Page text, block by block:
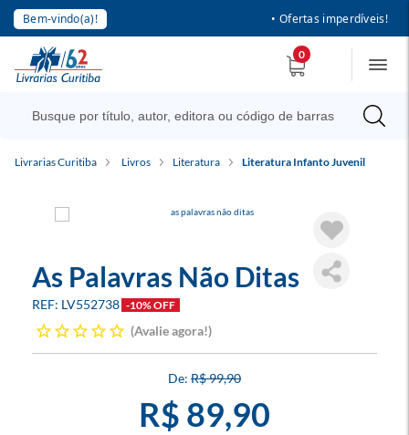
Bem-vindo(a)! • Ofertas imperdíveis!
0
Livrarias Curitiba Livros Literatura Literatura Infanto Juvenil
As Palavras Não Ditas
LV552738 -10% OFF
Avalie agora!
R$ 99,90
R$ 89,90